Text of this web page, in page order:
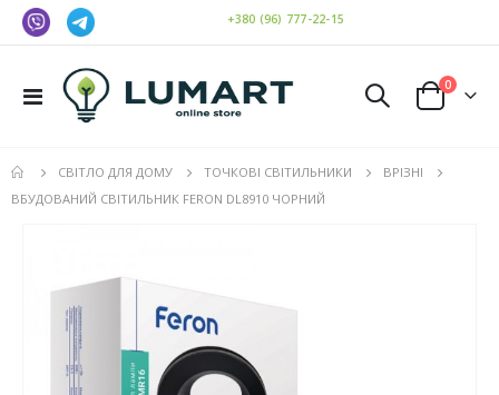
+380 (96) 777-22-15
Toggle
Cart
0
СВІТЛО ДЛЯ ДОМУ ТОЧКОВІ СВІТИЛЬНИКИ
ВРІЗНІ
ВБУДОВАНИЙ СВІТИЛЬНИК FERON DL8910 ЧОРНИЙ
галереї
зображень